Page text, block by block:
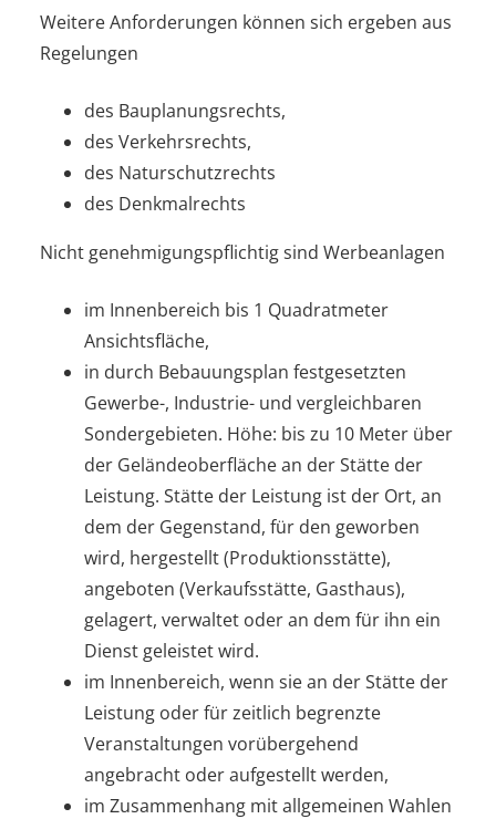
Weitere Anforderungen können sich ergeben aus
Regelungen
des Bauplanungsrechts,
des Verkehrsrechts,
des Naturschutzrechts
des Denkmalrechts
Nicht genehmigungspflichtig sind Werbeanlagen
im Innenbereich bis 1 Quadratmeter
Ansichtsfläche,
in durch Bebauungsplan festgesetzten
Gewerbe-, Industrie- und vergleichbaren
Sondergebieten. Höhe: bis zu 10 Meter über
der Geländeoberfläche an der Stätte der
Leistung. Stätte der Leistung ist der Ort, an
dem der Gegenstand, für den geworben
wird, hergestellt (Produktionsstätte),
angeboten (Verkaufsstätte, Gasthaus),
gelagert, verwaltet oder an dem für ihn ein
Dienst geleistet wird.
im Innenbereich, wenn sie an der Stätte der
Leistung oder für zeitlich begrenzte
Veranstaltungen vorübergehend
angebracht oder aufgestellt werden,
im Zusammenhang mit allgemeinen Wahlen